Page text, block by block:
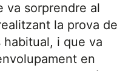
va sorprendre al
la prova de
i que va
en